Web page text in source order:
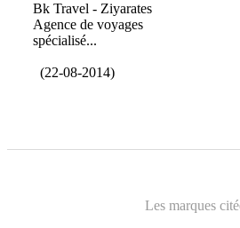
Bk Travel - Ziyarates
Agence de voyages
spécialisé...
(22-08-2014)
Les marques